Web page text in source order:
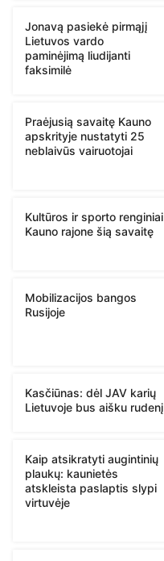
Jonavą pasiekė pirmąjį
Lietuvos vardo
paminėjimą liudijanti
faksimilė
Praėjusią savaitę Kauno
apskrityje nustatyti 25
neblaivūs vairuotojai
Kultūros ir sporto renginiai
Kauno rajone šią savaitę
Mobilizacijos bangos
Rusijoje
Kasčiūnas: dėl JAV karių
Lietuvoje bus aišku rudenį
Kaip atsikratyti augintinių
plaukų: kaunietės
atskleista paslaptis slypi
virtuvėje